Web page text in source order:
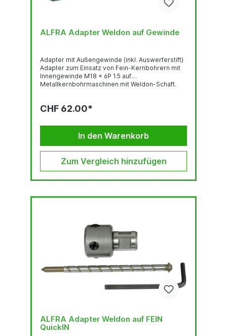
ALFRA Adapter Weldon auf Gewinde
Adapter mit Außengewinde (inkl. Auswerferstift)
Adapter zum Einsatz von Fein-Kernbohrern mit
Innengewinde M18 x 6P 1.5 auf
Metallkernbohrmaschinen mit Weldon-Schaft.
CHF 62.00*
In den Warenkorb
Zum Vergleich hinzufügen
ALFRA Adapter Weldon auf FEIN
QuickIN